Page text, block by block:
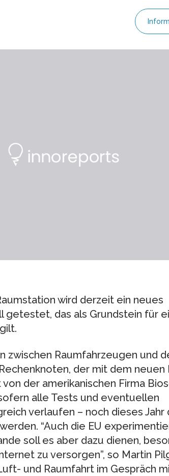
wird derzeit ein neues
getestet, das als Grundstein für
zwischen Raumfahrzeugen und
der mit dem neuen
der amerikanischen Firma
alle Tests und eventuellen
verlaufen – noch dieses Jahr
“Auch die EU
soll es aber dazu dienen,
zu versorgen”, so Martin
und Raumfahrt im Gespräch